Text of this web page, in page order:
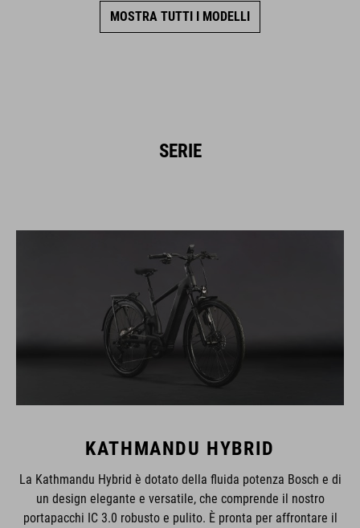
MOSTRA TUTTI I MODELLI
SERIE
KATHMANDU HYBRID
La Kathmandu Hybrid è dotato della fluida potenza Bosch e di
un design elegante e versatile, che comprende il nostro
portapacchi IC 3.0 robusto e pulito. È pronta per affrontare il